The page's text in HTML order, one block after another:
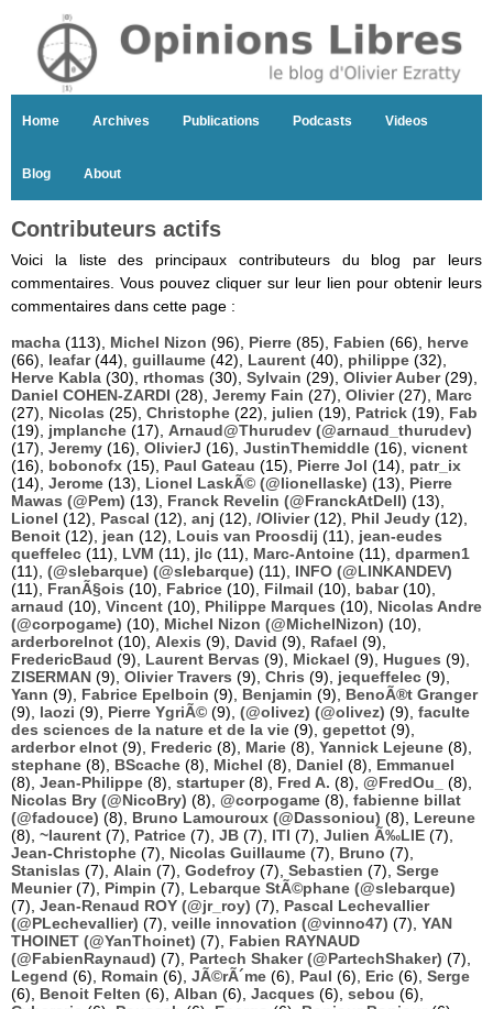
Home Archives Publications Podcasts Videos
Blog About
Contributeurs actifs
Voici la liste des principaux contributeurs du blog par leurs
commentaires. Vous pouvez cliquer sur leur lien pour obtenir leurs
commentaires dans cette page :
macha (113), Michel Nizon (96), Pierre (85), Fabien (66), herve
(66), leafar(44), guillaume (42), Laurent (40), philippe (32),
Herve Kabla (30), rthomas (30), Sylvain (29), Olivier Auber(29),
Daniel COHEN-ZARDI (28), Jeremy Fain (27), Olivier(27), Marc
(27), Nicolas (25), Christophe (22), julien (19), Patrick (19), Fab
(19), jmplanche (17), Arnaud@Thurudev (@arnaud_thurudev)
(17), Jeremy (16), OlivierJ (16), JustinThemiddle (16), vicnent
(16), bobonofx (15), Paul Gateau (15), Pierre Jol (14), patr_ix
(14), Jerome (13), Lionel LaskÃ© (@lionellaske) (13), Pierre
Mawas (@Pem) (13), Franck Revelin (@FranckAtDell) (13),
Lionel (12), Pascal (12), anj (12), /Olivier(12), Phil Jeudy (12),
Benoit (12), jean (12), Louis van Proosdij (11), jean-eudes
queffelec (11), LVM (11), jlc (11), Marc-Antoine (11), dparmen1
(11), (@slebarque) (@slebarque) (11), INFO (@LINKANDEV)
(11), FranÃ§ois (10), Fabrice (10), Filmail (10), babar(10),
arnaud (10), Vincent (10), Philippe Marques (10), Nicolas Andre
(@corpogame) (10), Michel Nizon (@MichelNizon) (10),
arderborelnot (10), Alexis (9), David (9), Rafael (9),
FredericBaud (9), Laurent Bervas (9), Mickael (9), Hugues (9),
ZISERMAN (9), Olivier Travers (9), Chris (9), jequeffelec (9),
Yann (9), Fabrice Epelboin (9), Benjamin (9), BenoÃ®t Granger
(9), laozi (9), Pierre YgriÃ© (9), (@olivez) (@olivez) (9), faculte
des sciences de la nature et de la vie (9), gepettot (9),
arderbor elnot (9), Frederic (8), Marie (8), Yannick Lejeune (8),
stephane (8), BScache (8), Michel (8), Daniel (8), Emmanuel
(8), Jean-Philippe (8), startuper(8), Fred A. (8), @FredOu_
(8),
Nicolas Bry (@NicoBry) (8), @corpogame (8), fabienne billat
(@fadouce) (8), Bruno Lamouroux (@Dassoniou) (8), Lereune
(8), ~laurent (7), Patrice (7), JB (7), ITI (7), Julien Ã‰LIE (7),
Jean-Christophe (7), Nicolas Guillaume (7), Bruno (7),
Stanislas (7), Alain (7), Godefroy (7), Sebastien (7), Serge
Meunier(7), Pimpin (7), Lebarque StÃ©phane (@slebarque)
(7), Jean-Renaud ROY (@jr_roy) (7), Pascal Lechevallier
(@PLechevallier) (7), veille innovation (@vinno47) (7), YAN
THOINET (@YanThoinet) (7), Fabien RAYNAUD
(@FabienRaynaud) (7), Partech Shaker (@PartechShaker) (7),
Legend (6), Romain (6), JÃ©rÃ´me (6), Paul (6), Eric (6), Serge
(6), Benoit Felten (6), Alban (6), Jacques (6), sebou (6),